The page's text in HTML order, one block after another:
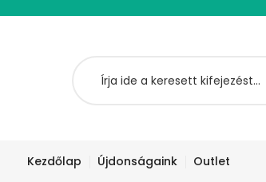
Kezdőlap Újdonságaink Outlet